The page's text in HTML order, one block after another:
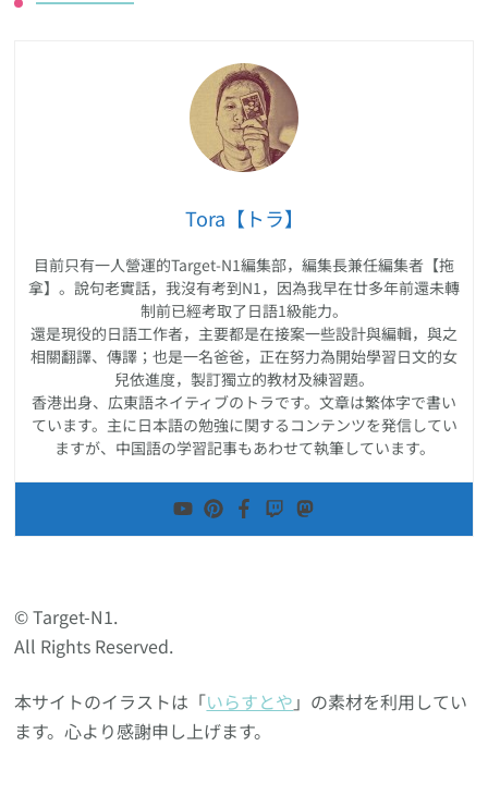
Tora【トラ】
目前只有一人營運的Target-N1編集部，編集長兼任編集者【拖
拿】。說句老實話，我沒有考到N1，因為我早在廿多年前還未轉
制前已經考取了日語1級能力。
還是現役的日語工作者，主要都是在接案一些設計與編輯，與之
相關翻譯、傳譯；也是一名爸爸，正在努力為開始學習日文的女
兒依進度，製訂獨立的教材及練習題。
香港出身、広東語ネイティブのトラです。文章は繁体字で書い
ています。主に日本語の勉強に関するコンテンツを発信してい
ますが、中国語の学習記事もあわせて執筆しています。
© Target-N1.
All Rights Reserved.
本サイトのイラストは「いらすとや 」の素材を利用してい
ます。心より感謝申し上げます。